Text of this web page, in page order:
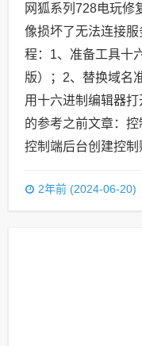
网狐系列728电玩修
像损坏了无法连接
程：1、准备工具十
版）；2、替换域名
用十六进制编辑器
的参考之前文章：
控制端后台创建控
2年前 (2024-06-20)